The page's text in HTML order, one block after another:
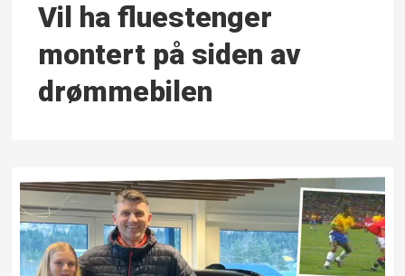
Vil ha flue­stenger
montert på siden av
drømmebilen